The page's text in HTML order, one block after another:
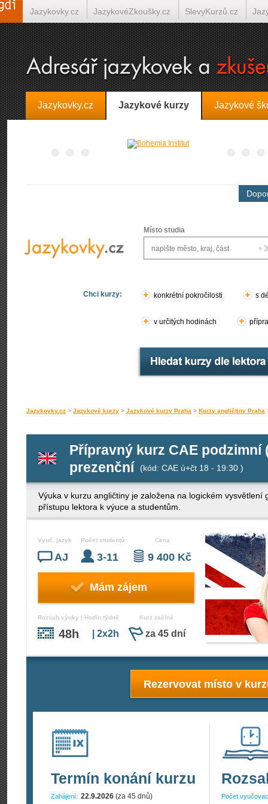
Jazykovky.cz Jazykové kurzy Jazykové
Místo studia
Chci kurzy: konkrétní pokročilosti s
v určitých hodinách
Jazykovky.cz > Jazykové kurzy > Jazykové kurzy Praha > Kurzy angličtiny Praha
Přípravný kurz CAE podzimní
prezenční
(kód: CAE ú+čt 18 - 19:30 )
Výuka v kurzu angličtiny je založena na logickém
přístupu lektora k výuce a studentům.
Vyuč. jazyk
AJ
Počet studentů
3-11
Cena
9 400 Kč
Mám zájem
Rozsah výuky | Hodin týdně
48h | 2x2h
Kurz začíná
za 45 dní
Rezervovat místo v
Termín konání kurzu
Zahájení: 22.9.2026 (za 45 dnů)
Počet
Jazykovky.cz JazykovéZkoušky.cz SlevyKurzů.cz
Španělština on-line Italština on-line Tlumočení-